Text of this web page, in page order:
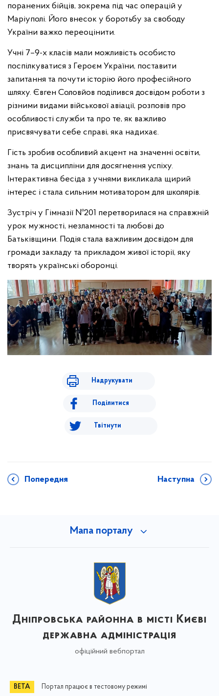
поранених бійців, зокрема під час операцій у
Маріуполі. Його внесок у боротьбу за свободу
України важко переоцінити.
Учні 7–9-х класів мали можливість особисто
поспілкуватися з Героєм України, поставити
запитання та почути історію його професійного
шляху. Євген Соловйов поділився досвідом роботи з
різними видами військової авіації, розповів про
особливості служби та про те, як важливо
присвячувати себе справі, яка надихає.
Гість зробив особливий акцент на значенні освіти,
знань та дисципліни для досягнення успіху.
Інтерактивна бесіда з учнями викликала щирий
інтерес і стала сильним мотиватором для школярів.
Зустріч у Гімназії №201 перетворилася на справжній
урок мужності, незламності та любові до
Батьківщини. Подія стала важливим досвідом для
громади закладу та прикладом живої історії, яку
творять українські оборонці.
Надрукувати
Поділитися
Твітнути
Попередня Наступна
Мапа порталу
Дніпровська районна в місті Києві
державна адміністрація
офіційний вебпортал
Портал працює в тестовому режимі